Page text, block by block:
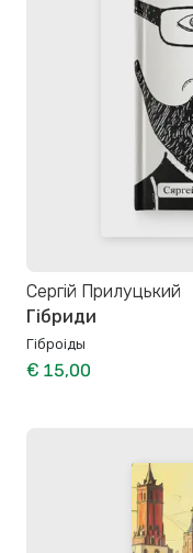
Сергій Прилуцький
Гібриди
Гіброіды
€ 15,00